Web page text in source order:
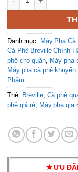
Danh mục: Máy Pha Cà
Cà Phê Breville Chính
phê cho quán, Máy pha
Máy pha cà phê khuyến
Phẩm
Thẻ: Breville, Cà phê
phê giá rẻ, Máy pha gia
✭ ƯU